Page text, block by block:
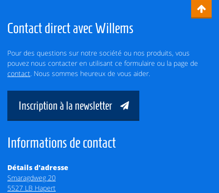
Contact direct avec Willems
Pour des questions sur notre société ou nos produits, vous
pouvez nous contacter en utilisant ce formulaire ou la page de
contact. Nous sommes heureux de vous aider.
Inscription à la newsletter
Informations de contact
Détails d'adresse
Smaragdweg 20
5527 LB Hapert